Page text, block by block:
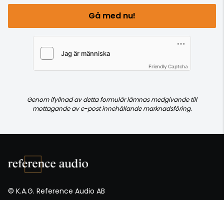
Gå med nu!
Friendly Captcha
Genom ifyllnad av detta formulär lämnas medgivande till
mottagande av e-post innehållande marknadsföring.
© K.A.G. Reference Audio AB